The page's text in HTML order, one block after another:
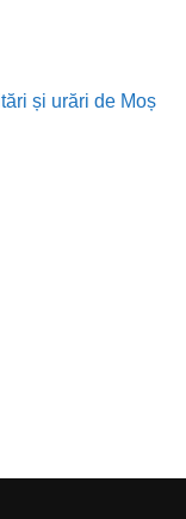
și urări de Moș